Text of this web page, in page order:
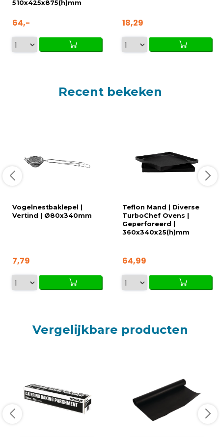
510x425x875(h)mm
64,- 18,29
Recent bekeken
Vogelnestbaklepel |
Vertind | Ø80x340mm
7,79
Teflon Mand | Diverse
TurboChef Ovens |
Geperforeerd |
360x340x25(h)mm
64,99
Vergelijkbare producten